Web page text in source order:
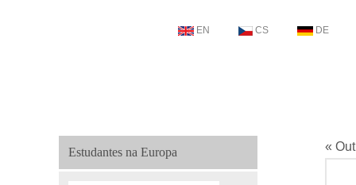
EN CS DE
Estudantes na Europa «